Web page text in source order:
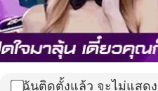
ฉันติดตั้งแล้ว จะไม่แสด